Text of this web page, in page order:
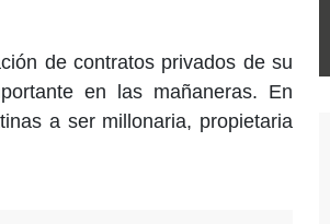
de contratos privados de su
en las mañaneras. En
a ser millonaria, propietaria